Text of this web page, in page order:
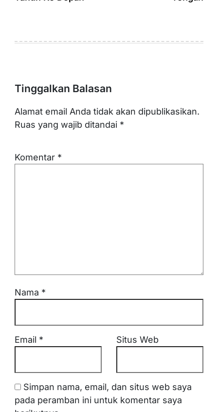
Tinggalkan Balasan
Alamat email Anda tidak akan dipublikasikan.
Ruas yang wajib ditandai *
Komentar *
Nama *
Email * Situs Web
Simpan nama, email, dan situs web saya
pada peramban ini untuk komentar saya